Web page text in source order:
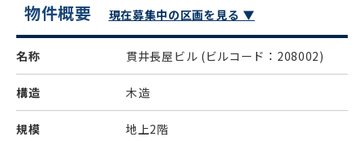
物件概要 現在募集中の区画を見る ▼
名称 貫井長屋ビル (ビルコード：208002)
構造 木造
規模 地上2階